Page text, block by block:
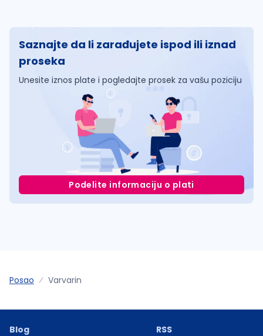
Saznajte da li zarađujete ispod ili iznad
proseka
Unesite iznos plate i pogledajte prosek za vašu poziciju
Podelite informaciju o plati
Posao Varvarin
Blog
RSS